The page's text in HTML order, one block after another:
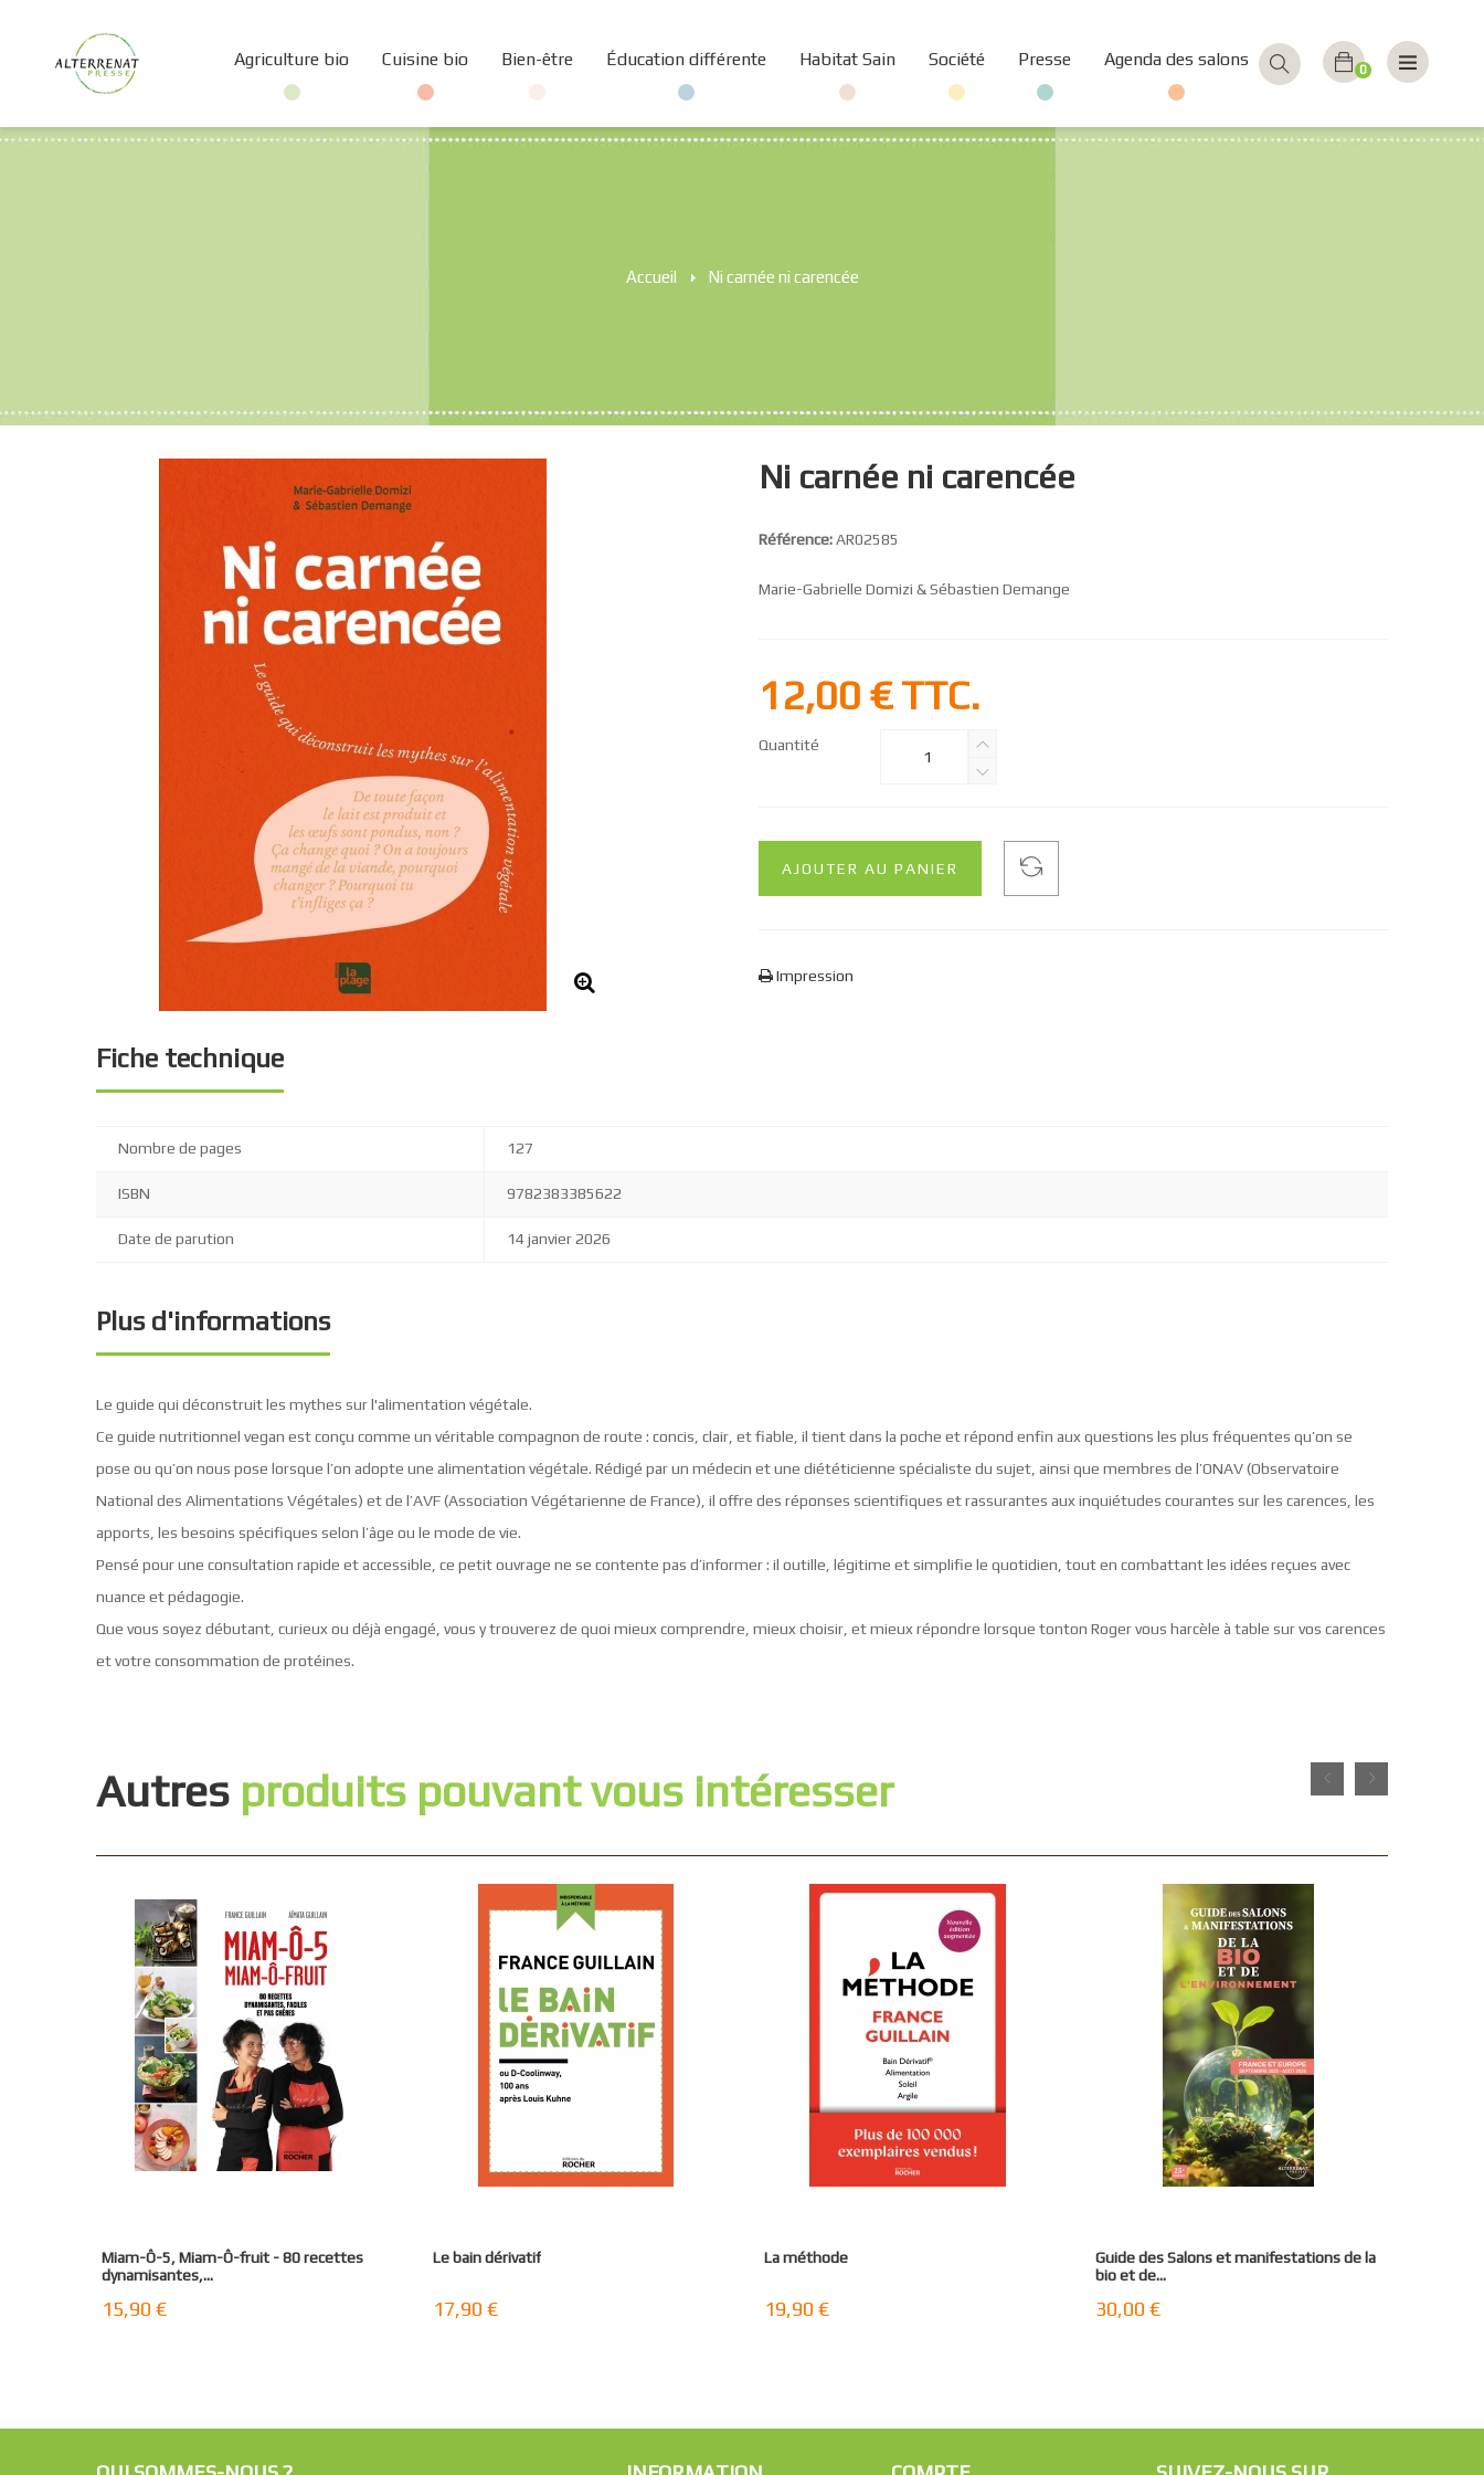
Agriculture bio Cuisine bio Bien-être Éducation différente Habitat Sain Société Presse Agenda des salons 0
Accueil > Ni carnée ni carencée
Ni carnée ni carencée
Référence:AR02585
Marie-Gabrielle Domizi & Sébastien Demange
12,00 €TTC.
Quantité
AJOUTER AU PANIER
Impression
Fiche technique
Nombre de pages 127
ISBN 9782383385622
Date de parution 14 janvier 2026
Plus d'informations
Le guide qui déconstruit les mythes sur l'alimentation végétale.
Ce guide nutritionnel vegan est conçu comme un véritable compagnon de route : concis, clair, et fiable, il tient dans la poche et répond enfin aux questions les plus fréquentes qu’on se
pose ou qu’on nous pose lorsque l’on adopte une alimentation végétale. Rédigé par un médecin et une diététicienne spécialiste du sujet, ainsi que membres de l’ONAV (Observatoire
National des Alimentations Végétales) et de l’AVF (Association Végétarienne de France), il offre des réponses scientifiques et rassurantes aux inquiétudes courantes sur les carences, les
apports, les besoins spécifiques selon l’âge ou le mode de vie.
Pensé pour une consultation rapide et accessible, ce petit ouvrage ne se contente pas d’informer : il outille, légitime et simplifie le quotidien, tout en combattant les idées reçues avec
nuance et pédagogie.
Que vous soyez débutant, curieux ou déjà engagé, vous y trouverez de quoi mieux comprendre, mieux choisir, et mieux répondre lorsque tonton Roger vous harcèle à table sur vos carences
et votre consommation de protéines.
Autres produits pouvant vous intéresser
Miam-Ô-5, Miam-Ô-fruit - 80 recettes
dynamisantes,...
15,90 €
Le bain dérivatif
17,90 €
La méthode
19,90 €
Guide des Salons et manifestations de la
bio et de...
30,00 €